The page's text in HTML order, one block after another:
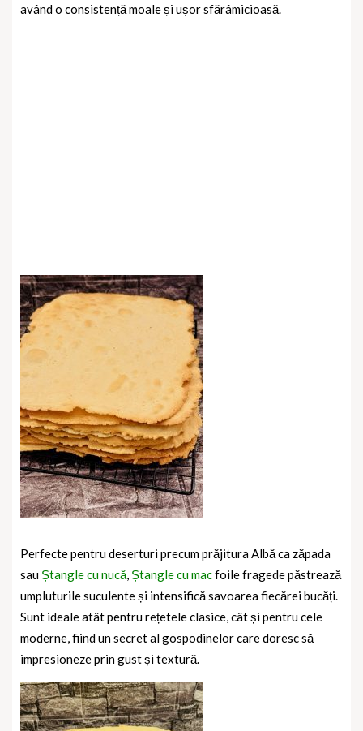
având o consistență moale și ușor sfărâmicioasă.
Perfecte pentru deserturi precum prăjitura Albă ca zăpada
sau Ștangle cu nucă, Ștangle cu macfoile fragede păstrează
umpluturile suculente și intensifică savoarea fiecărei bucăți.
Sunt ideale atât pentru rețetele clasice, cât și pentru cele
moderne, fiind un secret al gospodinelor care doresc să
impresioneze prin gust și textură.